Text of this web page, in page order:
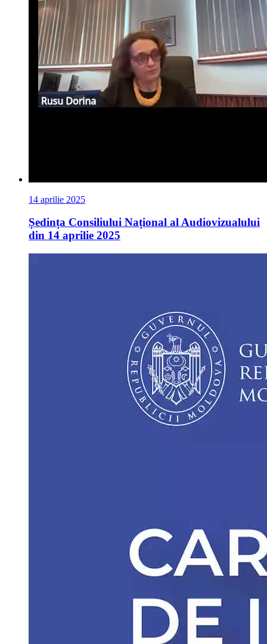
14 aprilie 2025
Ședința Consiliului Național al Audiovizualului
din 14 aprilie 2025